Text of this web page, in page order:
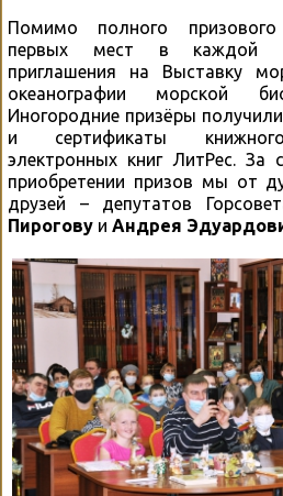
Помимо полного
первых мест в каждой
приглашения на Выставку
океанографии морской
Иногородние призёры
и сертификаты книжного
электронных книг ЛитРес. За
приобретении призов мы от
друзей – депутатов
Пирогову и Андрея